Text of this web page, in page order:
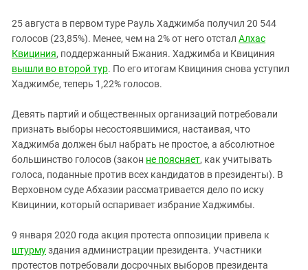
25 августа в первом туре Рауль Хаджимба получил 20 544
голосов (23,85%). Менее, чем на 2% от него отстал Алхас
Квициния, поддержанный Бжания. Хаджимба и Квициния
вышли во второй тур. По его итогам Квициния снова уступил
Хаджимбе, теперь 1,22% голосов.
Девять партий и общественных организаций потребовали
признать выборы несостоявшимися, настаивая, что
Хаджимба должен был набрать не простое, а абсолютное
большинство голосов (закон не поясняет, как учитывать
голоса, поданные против всех кандидатов в президенты). В
Верховном суде Абхазии рассматривается дело по иску
Квицинии, который оспаривает избрание Хаджимбы.
9 января 2020 года акция протеста оппозиции привела к
штурмуздания администрации президента. Участники
протестов потребовали досрочных выборов президента